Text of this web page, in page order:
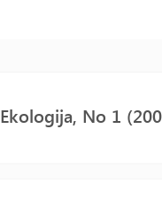
Ekologija, No 1